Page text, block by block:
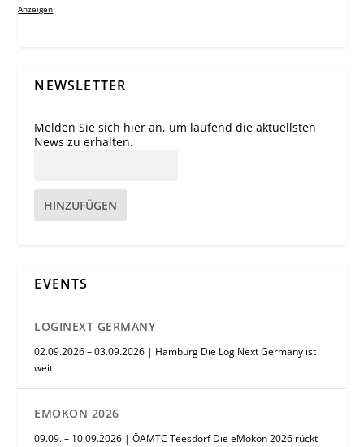
Anzeigen
NEWSLETTER
Melden Sie sich hier an, um laufend die aktuellsten
News zu erhalten.
HINZUFÜGEN
EVENTS
LOGINEXT GERMANY
02.09.2026 – 03.09.2026 | Hamburg Die LogiNext Germany ist
weit
EMOKON 2026
09.09. – 10.09.2026 | ÖAMTC Teesdorf Die eMokon 2026 rückt